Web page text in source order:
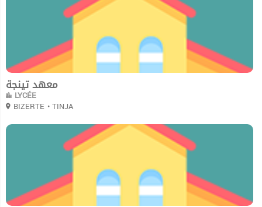
معهد تينجة
LYCÉE
BIZERTE • TINJA